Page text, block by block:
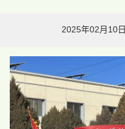
2025年02月10日